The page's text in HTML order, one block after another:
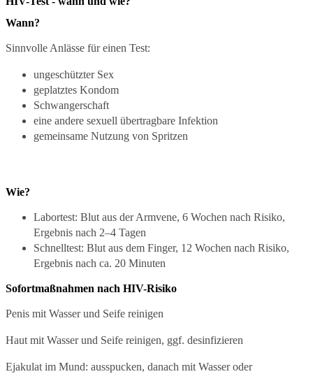
Wann?
Sinnvolle Anlässe für einen Test:
ungeschützter Sex
geplatztes Kondom
Schwangerschaft
eine andere sexuell übertragbare Infektion
gemeinsame Nutzung von Spritzen
Wie?
Labortest: Blut aus der Armvene, 6 Wochen nach Risiko,
Ergebnis nach 2–4 Tagen
Schnelltest: Blut aus dem Finger, 12 Wochen nach Risiko,
Ergebnis nach ca. 20 Minuten
Sofortmaßnahmen nach HIV-Risiko
Penis mit Wasser und Seife reinigen
Haut mit Wasser und Seife reinigen, ggf. desinfizieren
Ejakulat im Mund: ausspucken, danach mit Wasser oder